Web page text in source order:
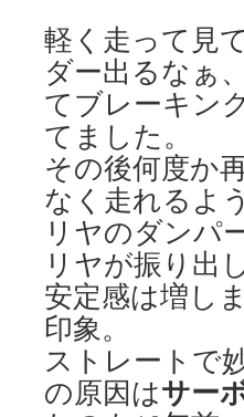
軽く走って見
ダー出るなぁ
てブレーキン
てました。
その後何度か
なく走れるよ
リヤのダンパ
リヤが振り出
安定感は増し
印象。
ストレートで
の原因はサー